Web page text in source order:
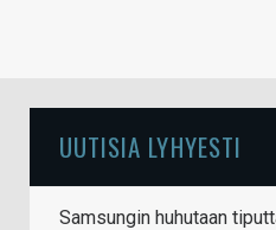
UUTISIA LYHYESTI
Samsungin huhutaan